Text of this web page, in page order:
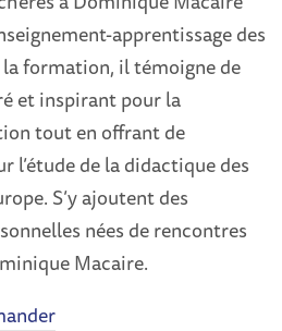
apprentissage des
formation, il témoigne de
et inspirant pour la
tout en offrant de
l’étude de la didactique des
S’y ajoutent des
nées de rencontres
Macaire.